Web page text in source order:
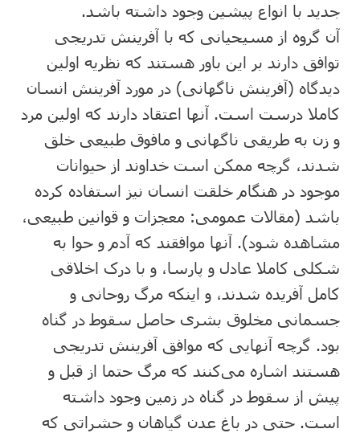
جدید با انواع پیشین وجود داشته باشد.
آن گروه از مسیحیانی که با آفرینش تدریجی
توافق دارند بر این باور هستند که نظریه اولین
دیدگاه (آفرینش ناگهانی) در مورد آفرینش انسان
کاملا درست است. آنها اعتقاد دارند که اولین مرد
و زن به طریقی ناگهانی و مافوق طبیعی خلق
شدند، گرچه ممکن است خداوند از حیوانات
موجود در هنگام خلقت انسان نیز استفاده کرده
باشد (مقالات عمومی: معجزات و قوانین طبیعی،
مشاهده شود). آنها موافقند که آدم و حوا به
شکلی کاملا عادل و پارسا، و با درک اخلاقی
کامل آفریده شدند، و اینکه مرگ روحانی و
جسمانی مخلوق بشری حاصل سقوط در گناه
بود. گرچه آنهایی که موافق آفرینش تدریجی
هستند اشاره می‌کنند که مرگ حتما از قبل و
پیش از سقوط در گناه در زمین وجود داشته
است. حتی در باغ عدن گیاهان و حشراتی که